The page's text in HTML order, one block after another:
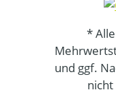
*
und ggf.
nicht